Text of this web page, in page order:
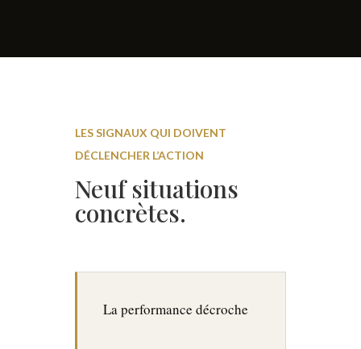
LES SIGNAUX QUI DOIVENT
DÉCLENCHER L’ACTION
Neuf situations
concrètes.
La performance décroche